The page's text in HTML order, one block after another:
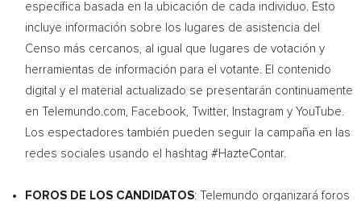
específica basada en la ubicación de cada individuo. Esto
incluye información sobre los lugares de asistencia del
Censo más cercanos, al igual que lugares de votación y
herramientas de información para el votante. El contenido
digital y el material actualizado se presentarán continuamente
en Telemundo.com, Facebook, Twitter, Instagram y YouTube.
Los espectadores también pueden seguir la campaña en las
redes sociales usando el hashtag #HazteContar.
FOROS DE LOS CANDIDATOS: Telemundo organizará foros